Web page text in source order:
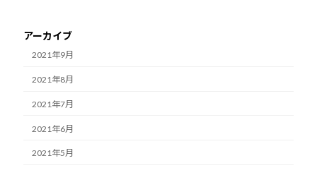
アーカイブ
2021年9月
2021年8月
2021年7月
2021年6月
2021年5月